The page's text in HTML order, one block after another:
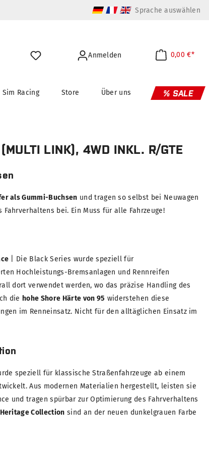
Sprache auswählen
Anmelden 0,00 €*
Sim Racing Store Über uns % SALE
LINK), 4WD INKL. R/GTE
als Gummi-Buchsen und tragen so selbst bei Neuwagen
bei. Ein Muss für alle Fahrzeuge!
| Die Black Series wurde speziell für
Hochleistungs-Bremsanlagen und Rennreifen
dort verwendet werden, wo das präzise Handling des
die hohe Shore Härte von 95 widerstehen diese
im Renneinsatz. Nicht für den alltäglichen Einsatz im
speziell für klassische Straßenfahrzeuge ab einem
Aus modernen Materialien hergestellt, leisten sie
und tragen spürbar zur Optimierung des Fahrverhaltens
Heritage Collection sind an der neuen dunkelgrauen Farbe